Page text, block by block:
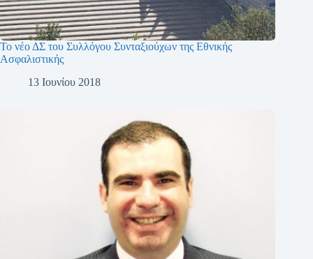
Το νέο ΔΣ του Συλλόγου Συνταξιούχων της Εθνικής
Ασφαλιστικής
13 Ιουνίου 2018